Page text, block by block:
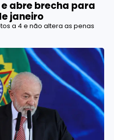
abre brecha para
janeiro
a 4 e não altera as penas